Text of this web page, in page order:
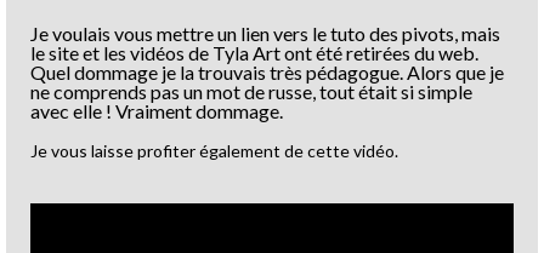
Je voulais vous mettre un lien vers le tuto des pivots, mais
le site et les vidéos de Tyla Art ont été retirées du web.
Quel dommage je la trouvais très pédagogue. Alors que je
ne comprends pas un mot de russe, tout était si simple
avec elle ! Vraiment dommage.
Je vous laisse profiter également de cette vidéo.